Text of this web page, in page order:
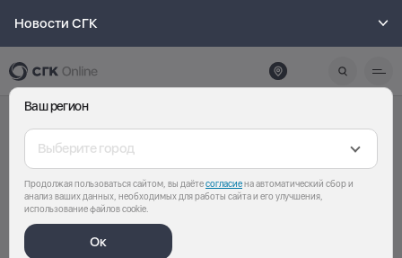
Новости СГК
Ваш регион
Выберите город
Продолжая пользоваться сайтом, вы даётесогласиена автоматический сбор и
анализ ваших данных, необходимых для работы сайта и его улучшения,
использование файлов cookie.
Ок